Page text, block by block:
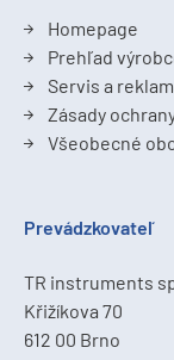
Homepage
Prehľad
Servis a
Zásady
Všeobecné
Prevádzkovateľ
TR instruments
Křižíkova 70
612 00 Brno